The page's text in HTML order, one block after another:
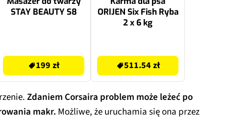
STAY BEAUTY S8
199 zł
ORIJEN Six Fish Ryba
2 x 6 kg
511.54 zł
Zdaniem Corsaira problem może leżeć po
makr. Możliwe, że uruchamia się ona przez